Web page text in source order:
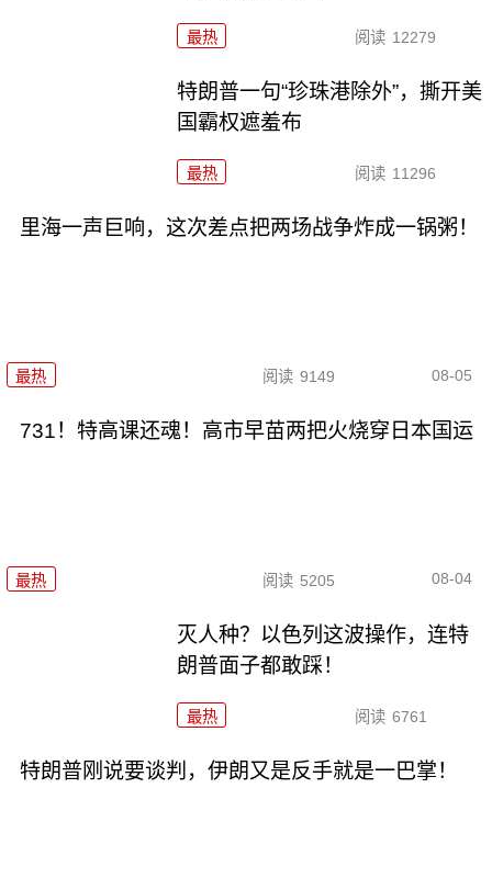
最热 阅读 12279
特朗普一句“珍珠港除外”，撕开美
国霸权遮羞布
最热 阅读 11296
里海一声巨响，这次差点把两场战争炸成一锅粥！
最热 阅读 9149 08-05
731！特高课还魂！高市早苗两把火烧穿日本国运
最热 阅读 5205 08-04
灭人种？以色列这波操作，连特
朗普面子都敢踩！
最热 阅读 6761
特朗普刚说要谈判，伊朗又是反手就是一巴掌！